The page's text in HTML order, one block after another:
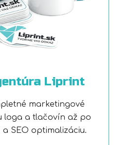
Liprint
marketingové
loga a tlačovín až po
SEO optimalizáciu.